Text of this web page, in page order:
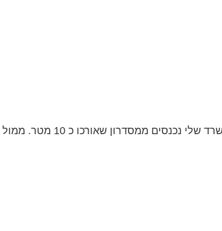
מטר. ממול דלת הכניסה יש חלון הפונה דרומה....